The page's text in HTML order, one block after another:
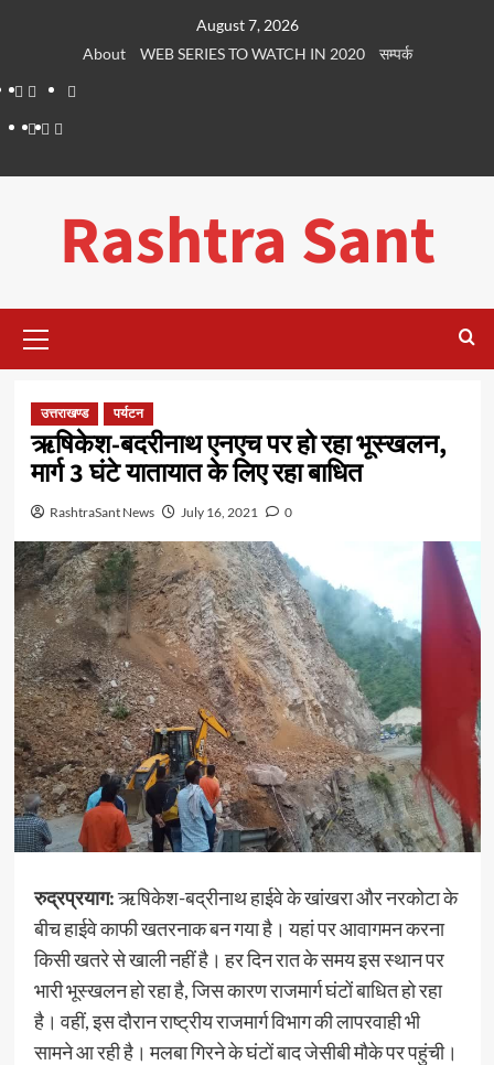
August 7, 2026
About
WEB SERIES TO WATCH IN 2020
सम्पर्क
About
WEB
SERIES
Dehradun
LifePlaces
सम्पर्क
Rashtra Sant
Menu
उत्तराखण्ड पर्यटन
ऋषिकेश-बदरीनाथ एनएच पर हो रहा भूस्खलन,
मार्ग 3 घंटे यातायात के लिए रहा बाधित
RashtraSant News July 16, 2021 0
रुद्रप्रयाग:ऋषिकेश-बद्रीनाथ हाईवे के खांखरा और नरकोटा के
बीच हाईवे काफी खतरनाक बन गया है। यहां पर आवागमन करना
किसी खतरे से खाली नहीं है। हर दिन रात के समय इस स्थान पर
भारी भूस्खलन हो रहा है, जिस कारण राजमार्ग घंटों बाधित हो रहा
है। वहीं, इस दौरान राष्ट्रीय राजमार्ग विभाग की लापरवाही भी
सामने आ रही है। मलबा गिरने के घंटों बाद जेसीबी मौके पर पहुंची।